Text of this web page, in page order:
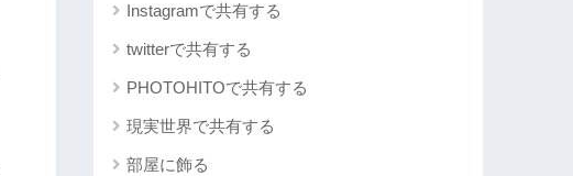
Instagramで共有する
twitterで共有する
PHOTOHITOで共有する
現実世界で共有する
部屋に飾る